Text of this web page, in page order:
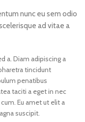
nunc eu sem odio
ad vitae a
a. Diam adipiscing a
tincidunt
penatibus
taciti a eget in nec
Eu amet ut elit a
suscipit.